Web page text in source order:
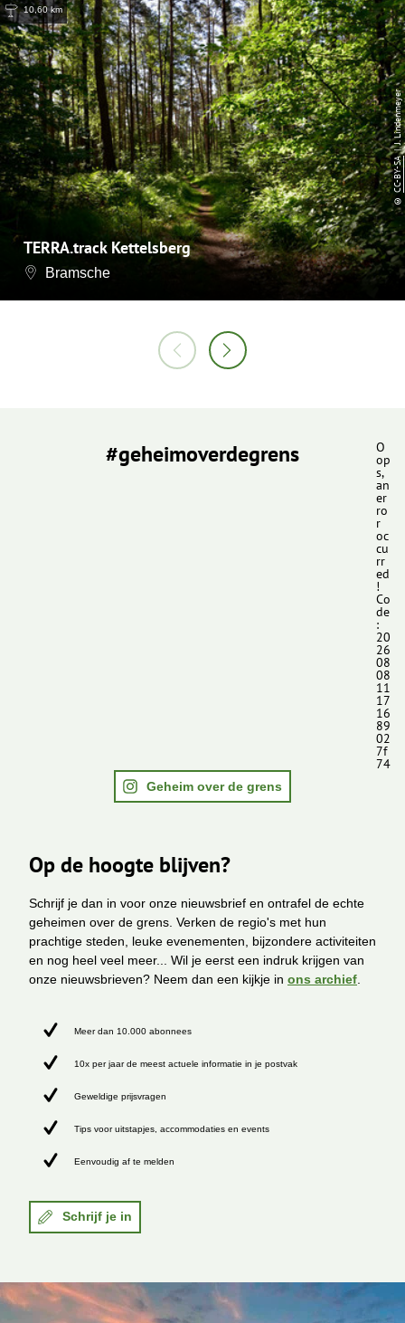
10,60 km
TERRA.track Kettelsberg
Bramsche
©
CC-BY-SA
| J. Lindenmeyer
#geheimoverdegrens O
op
s,
an
er
ro
r
oc
cu
rr
ed
!
Co
de
:
20
26
08
08
11
17
16
89
02
7f
74
Geheim over de grens
Op de hoogte blijven?
Schrijf je dan in voor onze nieuwsbrief en ontrafel de echte
geheimen over de grens. Verken de regio's met hun
prachtige steden, leuke evenementen, bijzondere activiteiten
en nog heel veel meer... Wil je eerst een indruk krijgen van
onze nieuwsbrieven? Neem dan een kijkje in ons archief.
Meer dan 10.000 abonnees
10x per jaar de meest actuele informatie in je postvak
Geweldige prijsvragen
Tips voor uitstapjes, accommodaties en events
Eenvoudig af te melden
Schrijf je in